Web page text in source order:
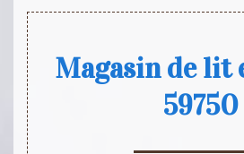
Magasin de
59750